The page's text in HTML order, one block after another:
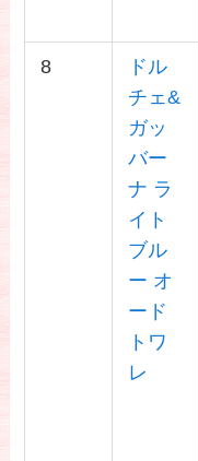
8
ドル
チェ&
ガッ
バー
ナ ラ
イト
ブル
ー オ
ード
トワ
レ